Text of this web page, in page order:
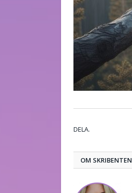
DELA.
OM SKRIBENTEN